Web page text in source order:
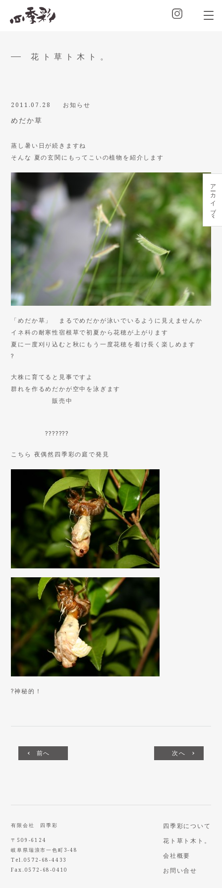
花ト草ト木ト。
2011.07.28 お知らせ
めだか草
蒸し暑い日が続きますね
そんな 夏の玄関にもってこいの植物を紹介します
「めだか草」 まるでめだかが泳いでいるように見えませんか
イネ科の耐寒性宿根草で初夏から花穂が上がります
夏に一度刈り込むと秋にもう一度花穂を着け長く楽しめます
?
大株に育てると見事ですよ
群れを作るめだかが空中を泳ぎます
販売中
???????
こちら 夜偶然四季彩の庭で発見
?神秘的！
前へ 次へ
アーカイブ
有限会社 四季彩
〒509-6124
岐阜県瑞浪市一色町3-48
Tel.0572-68-4433
Fax.0572-68-0410
四季彩について
花ト草ト木ト。
会社概要
お問い合せ